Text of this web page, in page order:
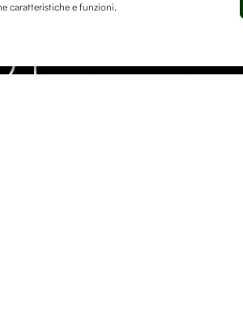
caratteristiche e funzioni.